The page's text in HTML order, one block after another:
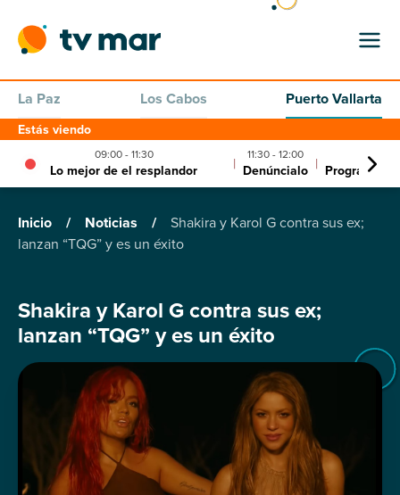
La Paz Los Cabos Puerto Vallarta
Estás viendo
09:00 - 11:30
Lo mejor de el resplandor | 11:30 - 12:00
Denúncialo | 12:00
Programa
Inicio / Noticias /
Shakira y Karol G contra sus ex;
lanzan “TQG” y es un éxito
Shakira y Karol G contra sus ex;
lanzan “TQG” y es un éxito